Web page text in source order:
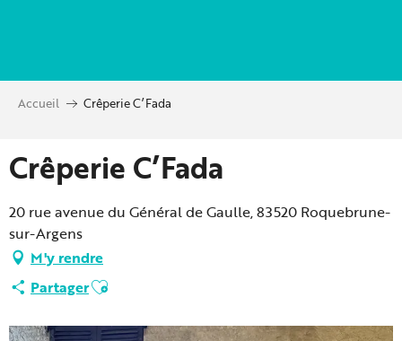
principal
Accueil Crêperie C’Fada
Crêperie C’Fada
20 rue avenue du Général de Gaulle, 83520 Roquebrune-
sur-Argens
M'y rendre
PartagerAjouter aux favoris